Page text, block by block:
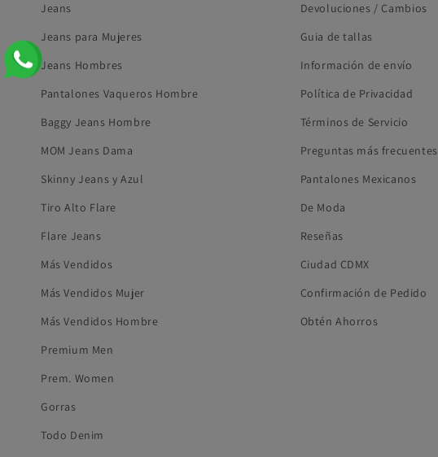
Jeans
Jeans para Mujeres
Jeans Hombres
Pantalones Vaqueros Hombre
Baggy Jeans Hombre
MOM Jeans Dama
Skinny Jeans y Azul
Tiro Alto Flare
Flare Jeans
Más Vendidos
Más Vendidos Mujer
Más Vendidos Hombre
Premium Men
Prem. Women
Gorras
Todo Denim
Devoluciones / Cambios
Guia de tallas
Información de envío
Política de Privacidad
Términos de Servicio
Preguntas más frecuentes
Pantalones Mexicanos
De Moda
Reseñas
Ciudad CDMX
Confirmación de Pedido
Obtén Ahorros